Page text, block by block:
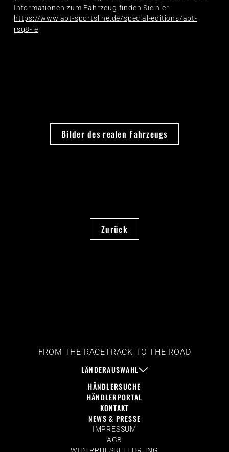
Informationen zum Fahrzeug finden Sie hier:
https://www.abt-sportsline.de/special-editions/abt-
rsq8-le
Bilder des realen Fahrzeugs
Zurück
FROM THE RACETRACK TO THE ROAD
LÄNDERAUSWAHL
HÄNDLERSUCHE
HÄNDLERPORTAL
KONTAKT
NEWS & PRESSE
IMPRESSUM
AGB